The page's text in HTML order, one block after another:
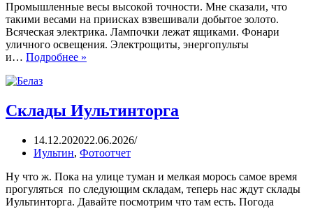
Промышленные весы высокой точности. Мне сказали, что
такими весами на приисках взвешивали добытое золото.
Всяческая электрика. Лампочки лежат ящиками. Фонари
уличного освещения. Электрощиты, энергопульты
и… Подробнее »
Склады Иультинторга
14.12.202022.06.2026
Иультин, Фотоотчет
Ну что ж. Пока на улице туман и мелкая морось самое время
прогуляться по следующим складам, теперь нас ждут склады
Иультинторга. Давайте посмотрим что там есть. Погода